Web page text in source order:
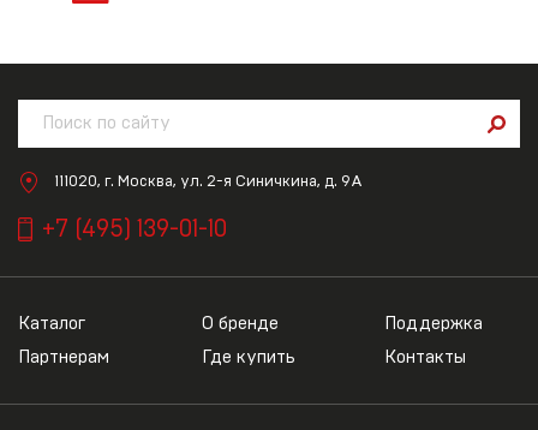
111020, г. Москва, ул. 2-я Синичкина, д. 9А
+7 (495) 139-01-10
Каталог О бренде
Поддержка
Партнерам
Где купить Контакты